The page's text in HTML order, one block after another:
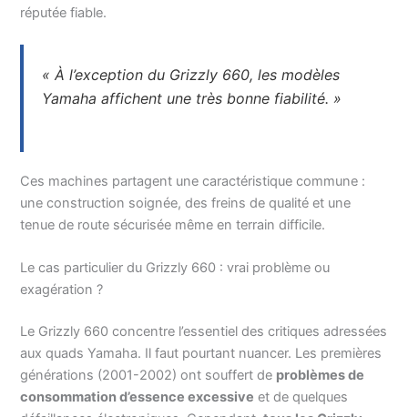
réputée fiable.
« À l’exception du Grizzly 660, les modèles
Yamaha affichent une très bonne fiabilité. »
Ces machines partagent une caractéristique commune :
une construction soignée, des freins de qualité et une
tenue de route sécurisée même en terrain difficile.
Le cas particulier du Grizzly 660 : vrai problème ou
exagération ?
Le Grizzly 660 concentre l’essentiel des critiques adressées
aux quads Yamaha. Il faut pourtant nuancer. Les premières
générations (2001-2002) ont souffert de problèmes de
consommation d’essence excessive et de quelques